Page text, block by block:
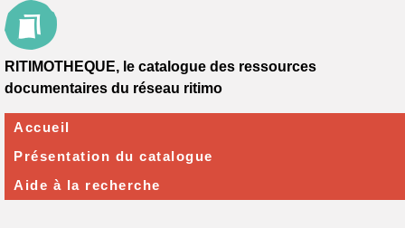
RITIMOTHEQUE, le catalogue des ressources
documentaires du réseau ritimo
Accueil
Présentation du catalogue
Aide à la recherche